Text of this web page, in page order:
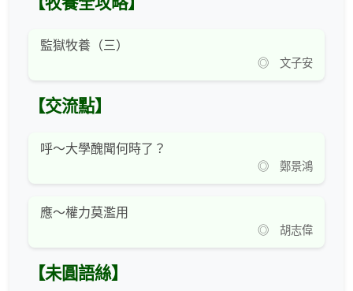
監獄牧養（三）
◎ 文子安
【交流點】
呼～大學醜聞何時了？
◎ 鄭景鴻
應～權力莫濫用
◎ 胡志偉
【未圓語絲】